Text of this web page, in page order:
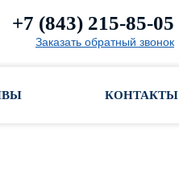
+7 (843) 215-85-05
Заказать обратный звонок
КОНТАКТЫ